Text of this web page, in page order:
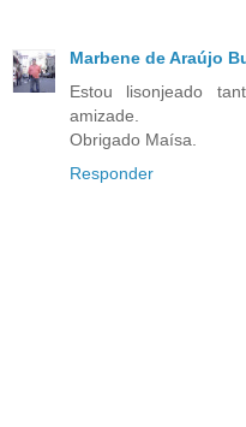
Marbene de Araújo
Estou lisonjeado
amizade.
Obrigado Maísa.
Responder